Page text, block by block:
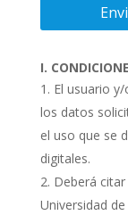
I.
El usuario
los datos
el uso que se
digitales.
Deberá
Universidad